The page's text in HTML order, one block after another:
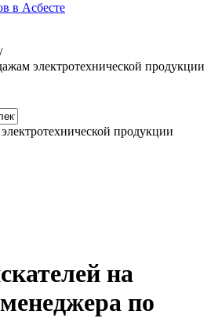
в Асбесте
/
электротехнической продукции
продукции
на
по